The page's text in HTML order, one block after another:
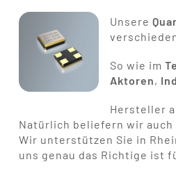
Unsere
So wie im
Aktoren,
Hersteller
Natürlich beliefern wir auch
Wir unterstützen Sie in
uns genau das Richtige ist